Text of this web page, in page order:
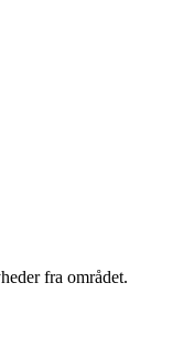
fra området.